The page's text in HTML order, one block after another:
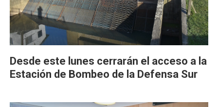
Desde este lunes cerrarán el acceso a la
Estación de Bombeo de la Defensa Sur